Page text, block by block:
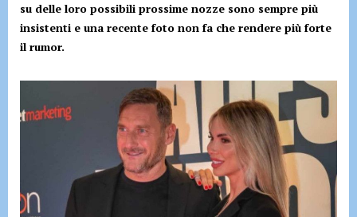
su delle loro possibili prossime nozze sono sempre più
insistenti e una recente foto non fa che rendere più forte
il rumor.